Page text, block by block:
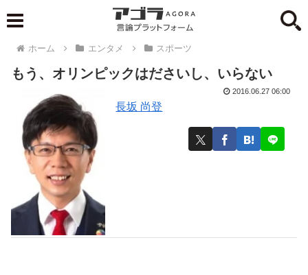
ホーム エンタメ スポーツ
もう、オリンピックはださいし、いらない
長坂 尚登
2016.06.27 06:00